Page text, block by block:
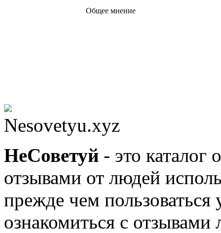
Общее мнение
Nesovetyu.xyz
НеСоветуй - это каталог
отзывами от людей
прежде чем
ознакомиться с отзывами